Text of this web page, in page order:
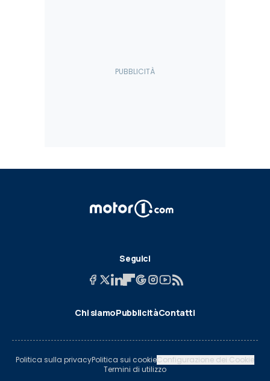
Seguici
Chi siamoPubblicitàContatti
Politica sulla privacyPolitica sui cookieConfigurazione dei Cookie
Termini di utilizzo